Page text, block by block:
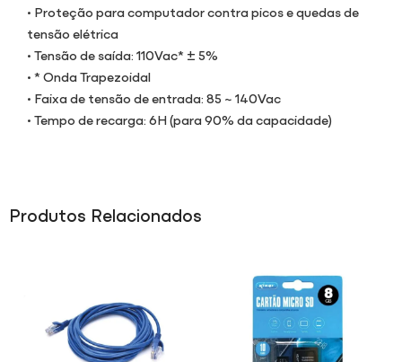
• Proteção para computador contra picos e quedas de
tensão elétrica
• Tensão de saída: 110Vac* ± 5%
• * Onda Trapezoidal
• Faixa de tensão de entrada: 85 ~ 140Vac
• Tempo de recarga: 6H (para 90% da capacidade)
Produtos Relacionados